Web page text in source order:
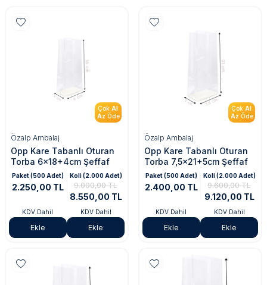
Çok Al
Az Öde
Özalp Ambalaj
Opp Kare Tabanlı Oturan
Torba 6x18+4cm Şeffaf
Paket (500 Adet)
2.250,00 TL
KDV Dahil
Ekle
Koli (2.000 Adet)
9.000,00 TL
8.550,00 TL
KDV Dahil
Ekle
Çok Al
Az Öde
Özalp Ambalaj
Opp Kare Tabanlı Oturan
Torba 7,5x21+5cm Şeffaf
Paket (500 Adet)
2.400,00 TL
KDV Dahil
Ekle
Koli (2.000 Adet)
9.600,00 TL
9.120,00 TL
KDV Dahil
Ekle